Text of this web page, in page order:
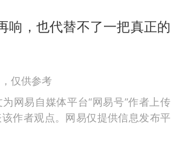
响，也代替不了一把真正的
仅供参考
网易自媒体平台“网易号”作者上传
作者观点。网易仅提供信息发布平